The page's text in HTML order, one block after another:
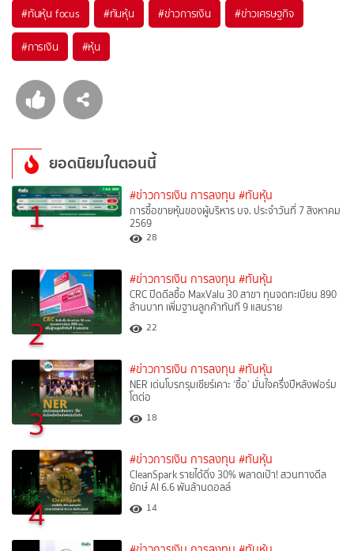
#ทันหุ้น focus #ทันหุ้น #ข่าวการเงิน #ข่าวเศรษฐกิจ
#การเงิน #หุ้น
ยอดนิยมในตอนนี้
1 #ข่าวการเงิน การลงทุน #ทันหุ้น
การซื้อขายหุ้นของผู้บริหาร บจ. ประจำวันที่ 7 สิงหาคม
2569
28
2
#ข่าวการเงิน การลงทุน #ทันหุ้น
CRC ปิดดีลซื้อ MaxValu 30 สาขา ทุนจดทะเบียน 890
ล้านบาท เพิ่มฐานลูกค้าทันที 9 แสนราย
22
3
#ข่าวการเงิน การลงทุน #ทันหุ้น
NER เด่นโบรกรุมเชียร์เคาะ ‘ซื้อ’ มั่นใจครึ่งปีหลังฟอร์ม
โตต่อ
18
4
#ข่าวการเงิน การลงทุน #ทันหุ้น
CleanSpark รายได้ดิ่ง 30% พลาดเป้า! สวนทางดีล
ยักษ์ AI 6.6 พันล้านดอลล์
14